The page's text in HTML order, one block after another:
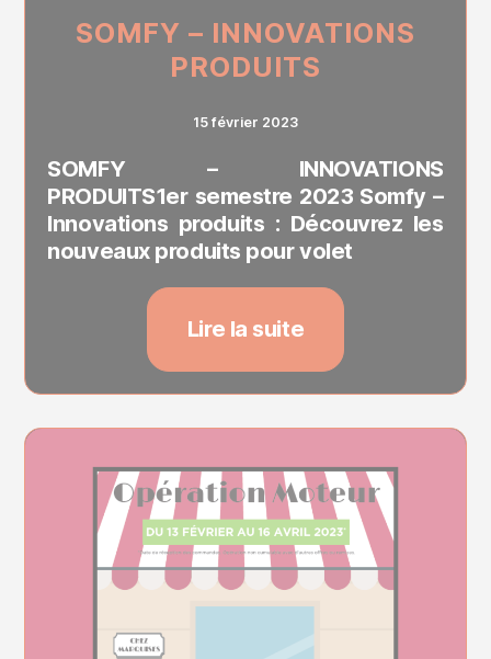
SOMFY – INNOVATIONS
PRODUITS
15 février 2023
SOMFY – INNOVATIONS
PRODUITS1er semestre 2023 Somfy –
Innovations produits : Découvrez les
nouveaux produits pour volet
Lire la suite